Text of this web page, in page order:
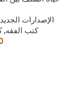
الإصدارات
كتب الفقه,